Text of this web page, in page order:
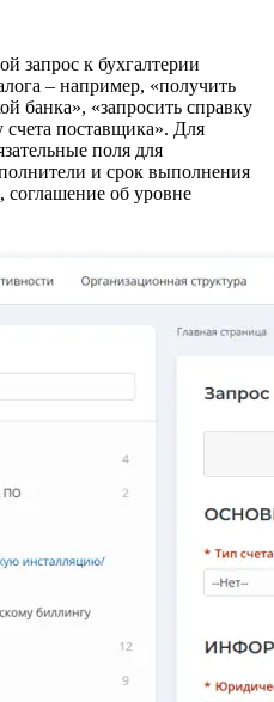
запрос к бухгалтерии
– например, «получить
банка», «запросить справку
поставщика». Для
поля для
и срок выполнения
соглашение об уровне